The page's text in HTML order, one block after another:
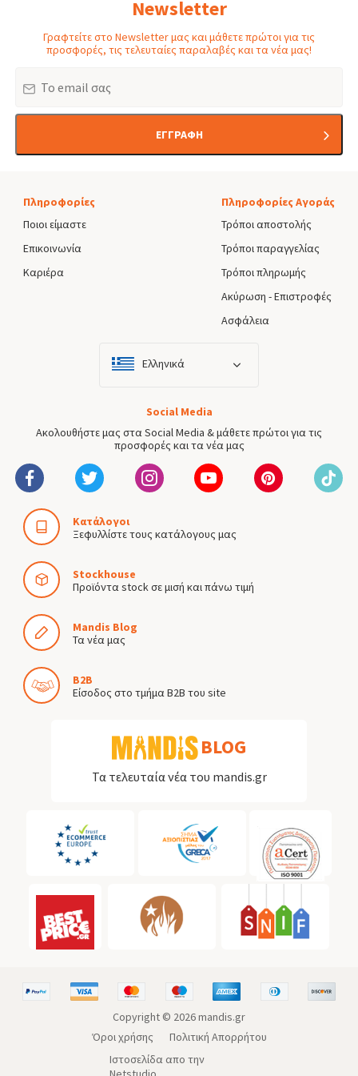
Newsletter
Γραφτείτε στο Newsletter μας και μάθετε πρώτοι για τις
προσφορές, τις τελευταίες παραλαβές και τα νέα μας!
ΕΓΓΡΑΦΗ
Πληροφορίες
Ποιοι είμαστε
Επικοινωνία
Καριέρα
Πληροφορίες Αγοράς
Τρόποι αποστολής
Τρόποι παραγγελίας
Τρόποι πληρωμής
Ακύρωση - Επιστροφές
Ασφάλεια
Ελληνικά
Social Media
Ακολουθήστε μας στα Social Media & μάθετε πρώτοι για τις
προσφορές και τα νέα μας
Κατάλογοι
Ξεφυλλίστε τους κατάλογους μας
Stockhouse
Προϊόντα stock σε μισή και πάνω τιμή
Mandis Blog
Τα νέα μας
B2B
Είσοδος στο τμήμα B2B του site
BLOG
Τα τελευταία νέα του mandis.gr
Copyright © 2026mandis.gr
Όροι χρήσης
Πολιτική Απορρήτου
Ιστοσελίδα απο την